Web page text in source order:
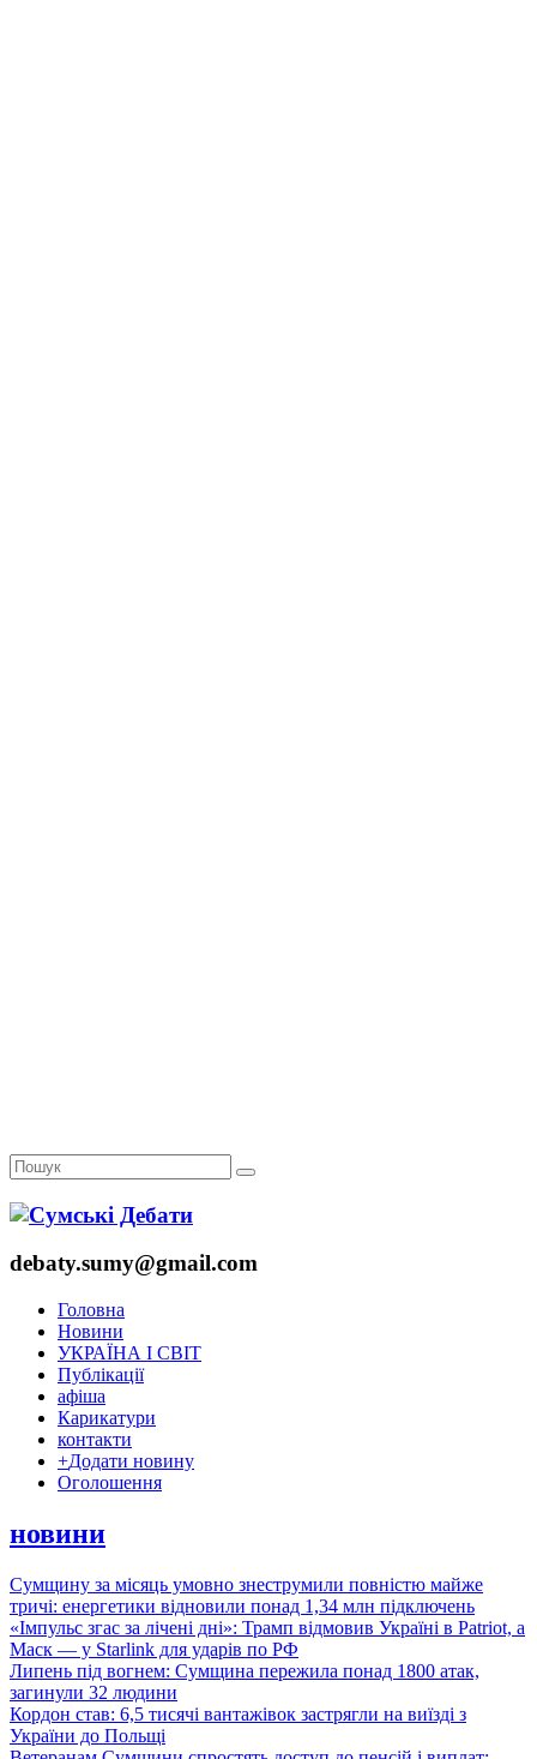
debaty.sumy@gmail.com
Головна
Новини
УКРАЇНА І СВІТ
Публікації
афіша
Карикатури
контакти
+Додати новину
Оголошення
новини
Сумщину за місяць умовно знеструмили повністю майже
тричі: енергетики відновили понад 1,34 млн підключень
«Імпульс згас за лічені дні»: Трамп відмовив Україні в Patriot, а
Маск — у Starlink для ударів по РФ
Липень під вогнем: Сумщина пережила понад 1800 атак,
загинули 32 людини
Кордон став: 6,5 тисячі вантажівок застрягли на виїзді з
України до Польщі